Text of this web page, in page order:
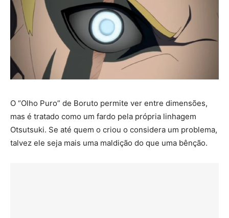
O “Olho Puro” de Boruto permite ver entre dimensões,
mas é tratado como um fardo pela própria linhagem
Otsutsuki. Se até quem o criou o considera um problema,
talvez ele seja mais uma maldição do que uma bênção.